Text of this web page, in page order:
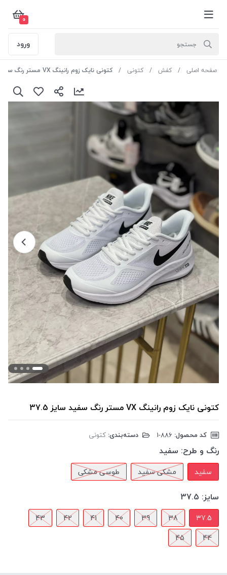
0
ورود
صفحه اصلی کفش کتونی کتونی نایک زوم رانینگ VX مستر رنگ سفید سایز 37.5
کتونی نایک زوم رانینگ VX مستر رنگ سفید سایز 37.5
کد محصول: دسته‌بندی: کتونی
رنگ و طرح: سفید
سفید مشکی سفید طوسی مشکی
سایز: 37.5
37.5
38
39
40
41
42
43
44
45